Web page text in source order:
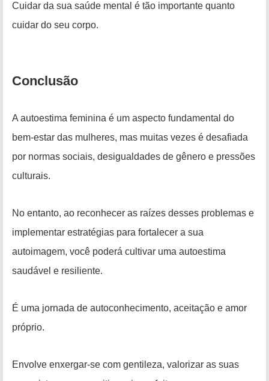
Cuidar da sua saúde mental é tão importante quanto
cuidar do seu corpo.
Conclusão
A autoestima feminina é um aspecto fundamental do
bem-estar das mulheres, mas muitas vezes é desafiada
por normas sociais, desigualdades de gênero e pressões
culturais.
No entanto, ao reconhecer as raízes desses problemas e
implementar estratégias para fortalecer a sua
autoimagem, você poderá cultivar uma autoestima
saudável e resiliente.
É uma jornada de autoconhecimento, aceitação e amor
próprio.
Envolve enxergar-se com gentileza, valorizar as suas